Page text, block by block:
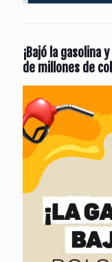
¡Bajó la gasolina
de millones de
de
vídeo